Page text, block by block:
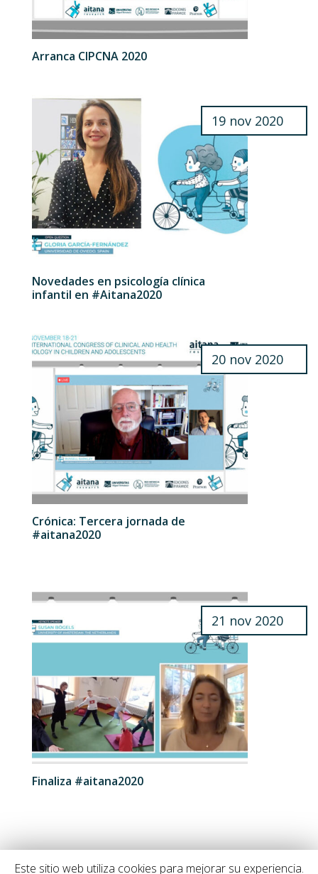
Arranca CIPCNA 2020
19 nov 2020
Novedades en psicología clínica
infantil en #Aitana2020
20 nov 2020
Crónica: Tercera jornada de
#aitana2020
21 nov 2020
Finaliza #aitana2020
Este sitio web utiliza cookies para mejorar su experiencia.